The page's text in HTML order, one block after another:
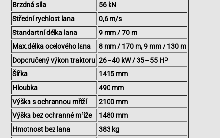
Brzdná síla
56 kN
Střední rychlost lana
0,6 m/s
Standartní délka lana
9 mm / 70 m
Max.délka ocelového lana
8 mm / 170 m, 9 mm / 130 m
Doporučený výkon traktoru 26 – 40 kW / 35 – 55 HP
Šířka
1415 mm
Hloubka
490 mm
Výška s ochrannou mříží
2100 mm
Výška bez ochranné mříže
1480 mm
Hmotnost bez lana
383 kg